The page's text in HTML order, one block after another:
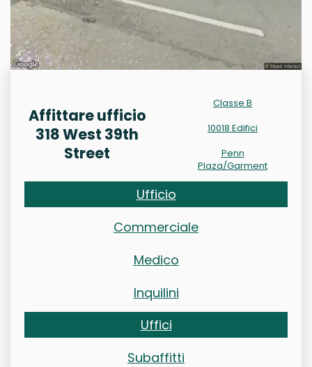
Affittare ufficio
318 West 39th
Street
Classe B
10018 Edifici
Penn
Plaza/Garment
Ufficio
Commerciale
Medico
Inquilini
Uffici
Subaffitti